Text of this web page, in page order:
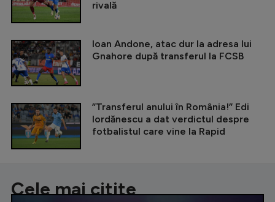
rivală
Ioan Andone, atac dur la adresa lui
Gnahore după transferul la FCSB
”Transferul anului în România!” Edi
Iordănescu a dat verdictul despre
fotbalistul care vine la Rapid
Cele mai citite